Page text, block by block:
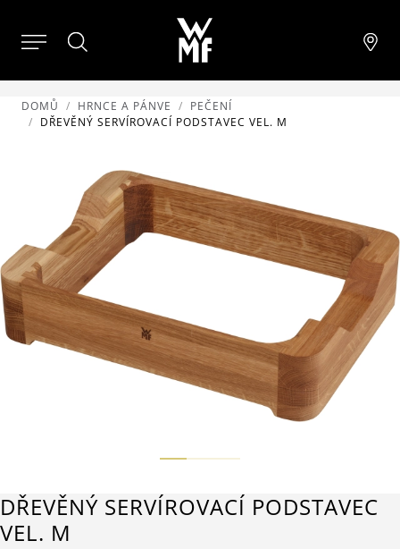
DOMŮ HRNCE A PÁNVE
PEČENÍ
DŘEVĚNÝ SERVÍROVACÍ PODSTAVEC VEL. M
DŘEVĚNÝ SERVÍROVACÍ PODSTAVEC
VEL. M